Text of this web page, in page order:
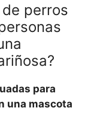
perros
para
una mascota